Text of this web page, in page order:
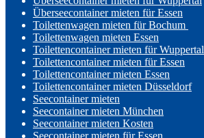
Überseecontainer mieten für Essen
Toilettenwagen mieten für Bochum
Toilettenwagen mieten Essen
Toilettencontainer mieten für Wuppertal
Toilettencontainer mieten für Essen
Toilettencontainer mieten Essen
Toilettencontainer mieten Düsseldorf
Seecontainer mieten
Seecontainer mieten München
Seecontainer mieten Kosten
Seecontainer mieten für Essen